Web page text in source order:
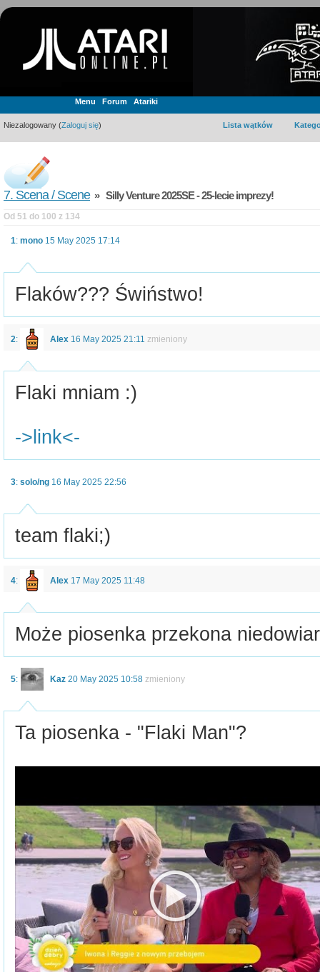
Menu Forum Atariki
Niezalogowany (Zaloguj się) Lista wątków
7. Scena / Scene» Silly Venture 2025SE - 25-lecie imprezy!
Od 51 do 100 z 134
1: mono 15 May 2025 17:14
Flaków??? Świństwo!
2: Alex 16 May 2025 21:11 zmieniony
Flaki mniam :)
->link<-
3: solo/ng 16 May 2025 22:56
team flaki;)
4: Alex 17 May 2025 11:48
Może piosenka przekona
5: Kaz 20 May 2025 10:58 zmieniony
Ta piosenka - "Flaki Man"?